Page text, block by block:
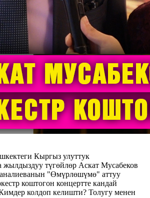
Кыргыз улуттук
түгөйлөр Аскат Мусабеков
"Өмүрлөшүмө" аттуу
коштогон концертте кандай
колдоп келишти? Толугу менен